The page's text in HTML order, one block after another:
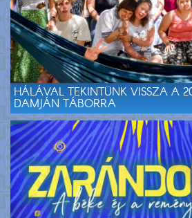
HÁLÁVAL TEKINTÜNK VISSZA A
DAMJÁN TÁBORRA